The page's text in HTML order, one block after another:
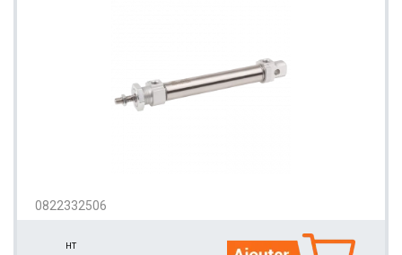
0822332506
HT